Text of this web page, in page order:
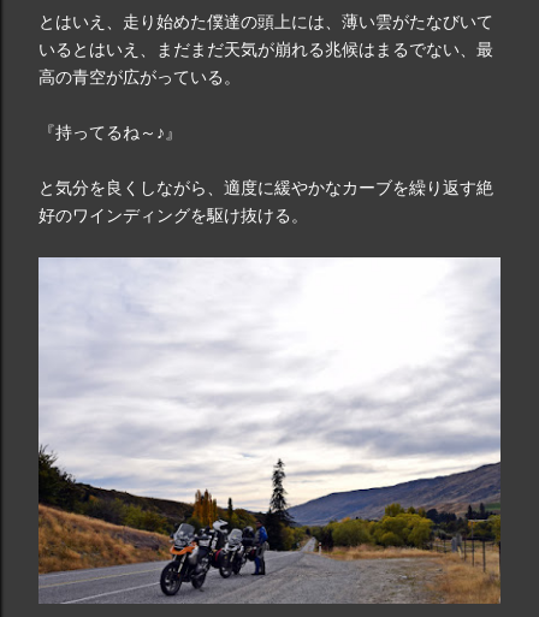
とはいえ、走り始めた僕達の頭上には、薄い雲がたなびいて
いるとはいえ、まだまだ天気が崩れる兆候はまるでない、最
高の青空が広がっている。
『持ってるね～♪』
と気分を良くしながら、適度に緩やかなカーブを繰り返す絶
好のワインディングを駆け抜ける。